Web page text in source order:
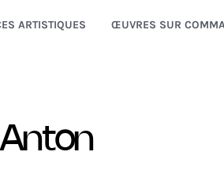
ARTISTIQUES ŒUVRES SUR